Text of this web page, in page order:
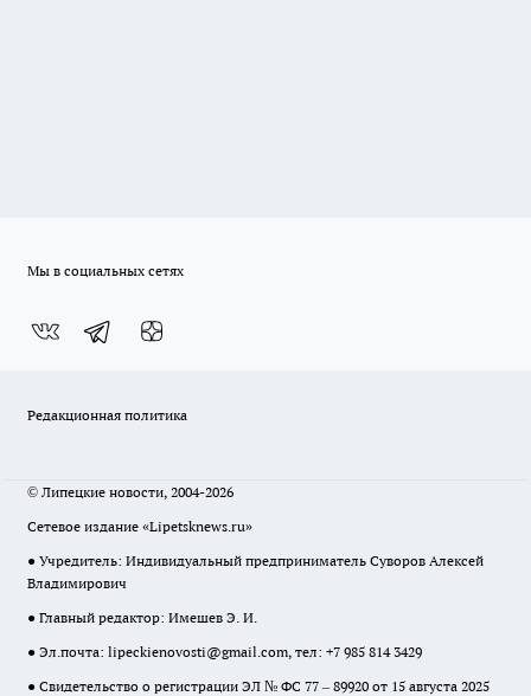
Мы в социальных сетях
Редакционная политика
© Липецкие новости, 2004-2026
Сетевое издание «Lipetsknews.ru»
● Учредитель: Индивидуальный предприниматель Суворов Алексей
Владимирович
● Главный редактор: Имешев Э. И.
● Эл.почта: lipeckienovosti@gmail.com, тел: +7 985 814 3429
● Свидетельство о регистрации ЭЛ № ФС 77 – 89920 от 15 августа 2025